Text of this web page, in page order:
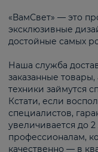
«ВамСвет» — это
эксклюзивные
достойные самых
Наша служба
заказанные
техники займутся
Кстати, если
специалистов,
увеличивается до
профессионалам,
качественно — в